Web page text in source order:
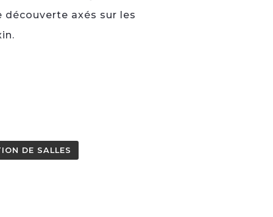
axés sur les
DE SALLES